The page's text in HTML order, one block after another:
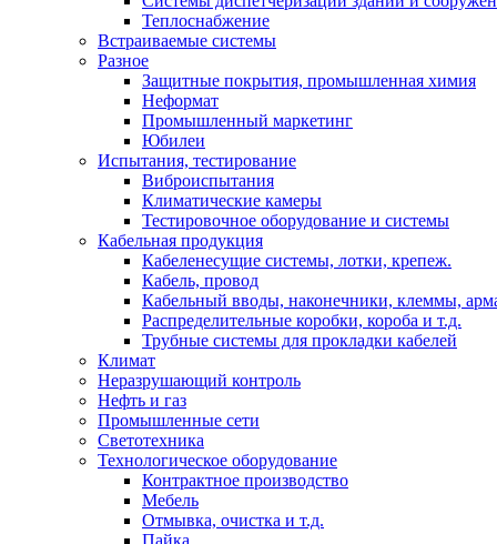
Теплоснабжение
Встраиваемые системы
Разное
Защитные покрытия, промышленная химия
Неформат
Промышленный маркетинг
Юбилеи
Испытания, тестирование
Виброиспытания
Климатические камеры
Тестировочное оборудование и системы
Кабельная продукция
Кабеленесущие системы, лотки, крепеж.
Кабель, провод
Кабельный вводы, наконечники, клеммы,
Распределительные коробки, короба и т.д.
Трубные системы для прокладки кабелей
Климат
Неразрушающий контроль
Нефть и газ
Промышленные сети
Светотехника
Технологическое оборудование
Контрактное производство
Мебель
Отмывка, очистка и т.д.